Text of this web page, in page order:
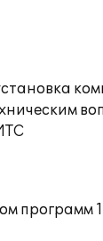
программ